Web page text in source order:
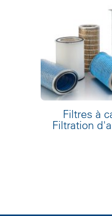
Filtres à
Filtration